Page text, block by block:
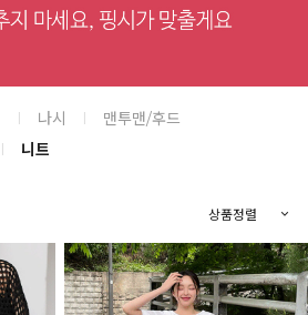
나시
맨투맨/후드
니트